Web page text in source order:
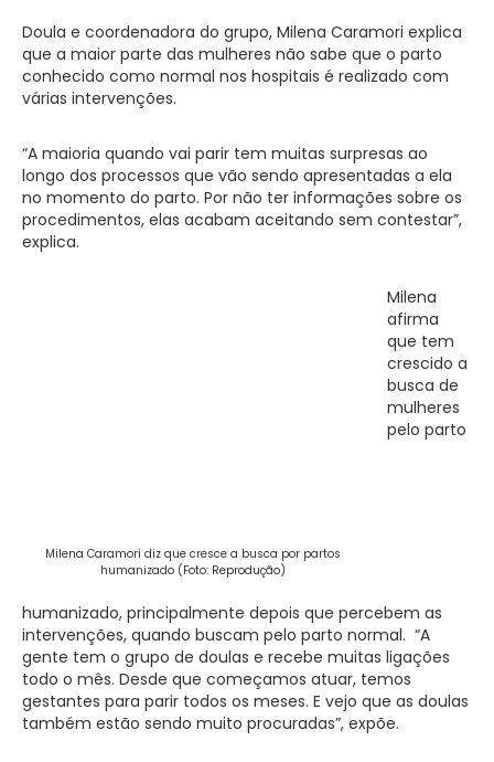
Doula e coordenadora do grupo, Milena Caramori explica
que a maior parte das mulheres não sabe que o parto
conhecido como normal nos hospitais é realizado com
várias intervenções.
“A maioria quando vai parir tem muitas surpresas ao
longo dos processos que vão sendo apresentadas a ela
no momento do parto. Por não ter informações sobre os
procedimentos, elas acabam aceitando sem contestar”,
explica.
Milena Caramori diz que cresce a busca por partos
humanizado (Foto: Reprodução)
Milena
afirma
que tem
crescido a
busca de
mulheres
pelo parto
humanizado, principalmente depois que percebem as
intervenções, quando buscam pelo parto normal. “A
gente tem o grupo de doulas e recebe muitas ligações
todo o mês. Desde que começamos atuar, temos
gestantes para parir todos os meses. E vejo que as doulas
também estão sendo muito procuradas”, expõe.